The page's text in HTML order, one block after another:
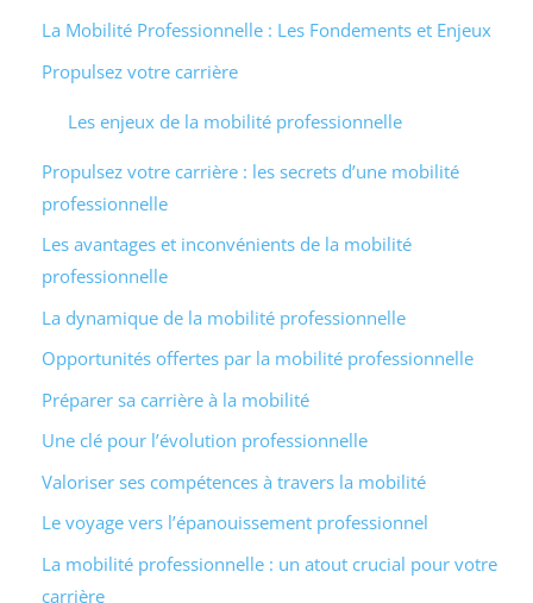
La Mobilité Professionnelle : Les Fondements et Enjeux
Propulsez votre carrière
Les enjeux de la mobilité professionnelle
Propulsez votre carrière : les secrets d’une mobilité
professionnelle
Les avantages et inconvénients de la mobilité
professionnelle
La dynamique de la mobilité professionnelle
Opportunités offertes par la mobilité professionnelle
Préparer sa carrière à la mobilité
Une clé pour l’évolution professionnelle
Valoriser ses compétences à travers la mobilité
Le voyage vers l’épanouissement professionnel
La mobilité professionnelle : un atout crucial pour votre
carrière